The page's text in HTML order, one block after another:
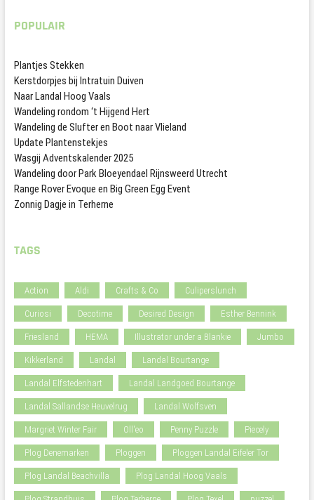
POPULAIR
Plantjes Stekken
Kerstdorpjes bij Intratuin Duiven
Naar Landal Hoog Vaals
Wandeling rondom ‘t Hijgend Hert
Wandeling de Slufter en Boot naar Vlieland
Update Plantenstekjes
Wasgij Adventskalender 2025
Wandeling door Park Bloeyendael Rijnsweerd Utrecht
Range Rover Evoque en Big Green Egg Event
Zonnig Dagje in Terherne
TAGS
Action Aldi Crafts & Co Culiperslunch
Curiosi Decotime Desired Design Esther Bennink
Friesland HEMA Illustrator under a Blankie Jumbo
Kikkerland Landal Landal Bourtange
Landal Elfstedenhart Landal Landgoed Bourtange
Landal Sallandse Heuvelrug Landal Wolfsven
Margriet Winter Fair Oll'eo Penny Puzzle Piecely
Plog Denemarken Ploggen Ploggen Landal Eifeler Tor
Plog Landal Beachvilla Plog Landal Hoog Vaals